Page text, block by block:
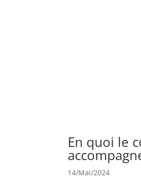
En quoi le
14/Mai/2024